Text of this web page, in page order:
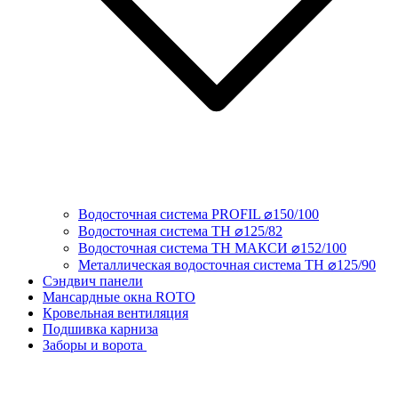
Водосточная система PROFIL ⌀150/100
Водосточная система ТН ⌀125/82
Водосточная система ТН МАКСИ ⌀152/100
Металлическая водосточная система ТН ⌀125/90
Сэндвич панели
Мансардные окна ROTO
Кровельная вентиляция
Подшивка карниза
Заборы и ворота